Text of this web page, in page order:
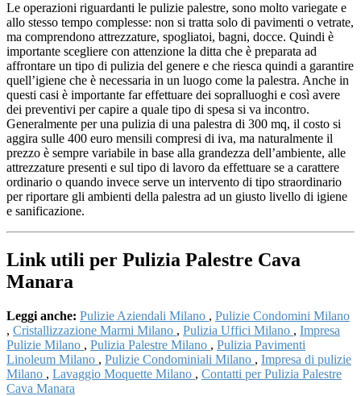
Le operazioni riguardanti le pulizie palestre, sono molto variegate e
allo stesso tempo complesse: non si tratta solo di pavimenti o vetrate,
ma comprendono attrezzature, spogliatoi, bagni, docce. Quindi è
importante scegliere con attenzione la ditta che è preparata ad
affrontare un tipo di pulizia del genere e che riesca quindi a garantire
quell’igiene che è necessaria in un luogo come la palestra. Anche in
questi casi è importante far effettuare dei sopralluoghi e così avere
dei preventivi per capire a quale tipo di spesa si va incontro.
Generalmente per una pulizia di una palestra di 300 mq, il costo si
aggira sulle 400 euro mensili compresi di iva, ma naturalmente il
prezzo è sempre variabile in base alla grandezza dell’ambiente, alle
attrezzature presenti e sul tipo di lavoro da effettuare se a carattere
ordinario o quando invece serve un intervento di tipo straordinario
per riportare gli ambienti della palestra ad un giusto livello di igiene
e sanificazione.
Link utili per Pulizia Palestre Cava
Manara
Leggi anche: Pulizie Aziendali Milano , Pulizie Condomini Milano
, Cristallizzazione Marmi Milano , Pulizia Uffici Milano , Impresa
Pulizie Milano , Pulizia Palestre Milano , Pulizia Pavimenti
Linoleum Milano , Pulizie Condominiali Milano , Impresa di pulizie
Milano , Lavaggio Moquette Milano , Contatti per Pulizia Palestre
Cava Manara